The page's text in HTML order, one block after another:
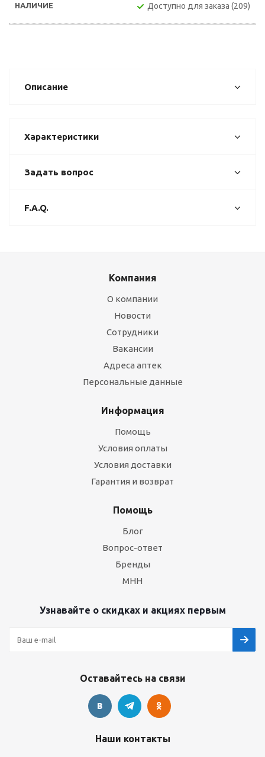
Доступно для заказа (209)
Описание
Характеристики
Задать вопрос
F.A.Q.
Компания
О компании
Новости
Сотрудники
Вакансии
Адреса аптек
Персональные данные
Информация
Помощь
Условия оплаты
Условия доставки
Гарантия и возврат
Помощь
Блог
Вопрос-ответ
Бренды
МНН
Узнавайте о скидках и акциях первым
Оставайтесь на связи
Наши контакты